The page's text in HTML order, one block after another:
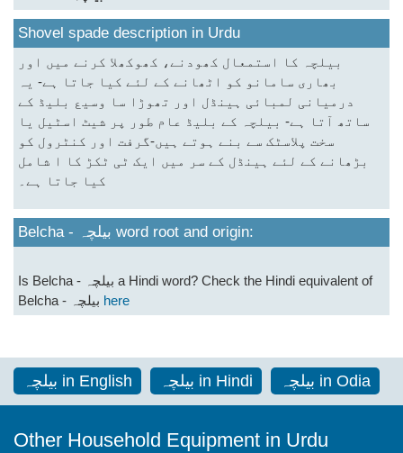
Shovel spade description in Urdu
بیلچہ کا استمعال کھودنے، کھوکھلا کرنے میں اور
بھاری سامانو کو اٹھانے کے لئے کیا جاتا ہے- یہ
درمیانی لمبائی ہینڈل اور تھوڑا سا وسیع بلیڈ کے
ساتھ آتا ہے- بیلچہ کے بلیڈ عام طور پر شیٹ اسٹیل یا
سخت پلاسٹک سے بنے ہوتے ہیں-گرفت اور کنٹرول کو
بڑھانے کے لئے ہینڈل کے سر میں ایک ٹی ٹکڑ کا ا شامل
کیا جاتا ہے۔
Belcha - بیلچہ word root and origin:
Is Belcha - بیلچہ a Hindi word? Check the Hindi equivalent of
here
بیلچہ in English بیلچہ in Hindi بیلچہ in Odia
Other Household Equipment in Urdu